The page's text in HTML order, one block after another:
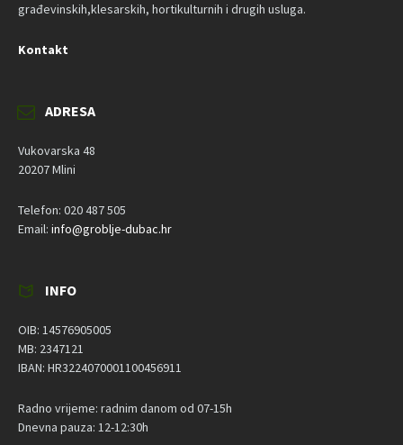
građevinskih,klesarskih, hortikulturnih i drugih usluga.
Kontakt
ADRESA
Vukovarska 48
20207 Mlini
Telefon: 020 487 505
Email: info@groblje-dubac.hr
INFO
OIB: 14576905005
MB: 2347121
IBAN: HR3224070001100456911
Radno vrijeme: radnim danom od 07-15h
Dnevna pauza: 12-12:30h